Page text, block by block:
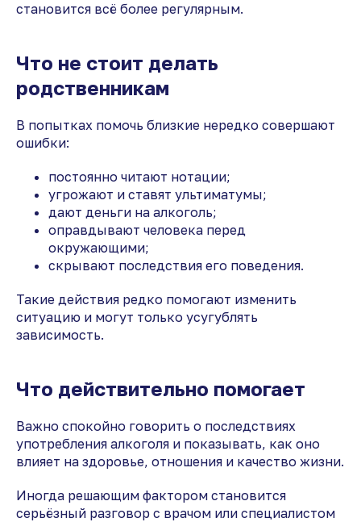
становится всё более регулярным.
Что не стоит делать
родственникам
В попытках помочь близкие нередко совершают
ошибки:
постоянно читают нотации;
угрожают и ставят ультиматумы;
дают деньги на алкоголь;
оправдывают человека перед
окружающими;
скрывают последствия его поведения.
Такие действия редко помогают изменить
ситуацию и могут только усугублять
зависимость.
Что действительно помогает
Важно спокойно говорить о последствиях
употребления алкоголя и показывать, как оно
влияет на здоровье, отношения и качество жизни.
Иногда решающим фактором становится
серьёзный разговор с врачом или специалистом